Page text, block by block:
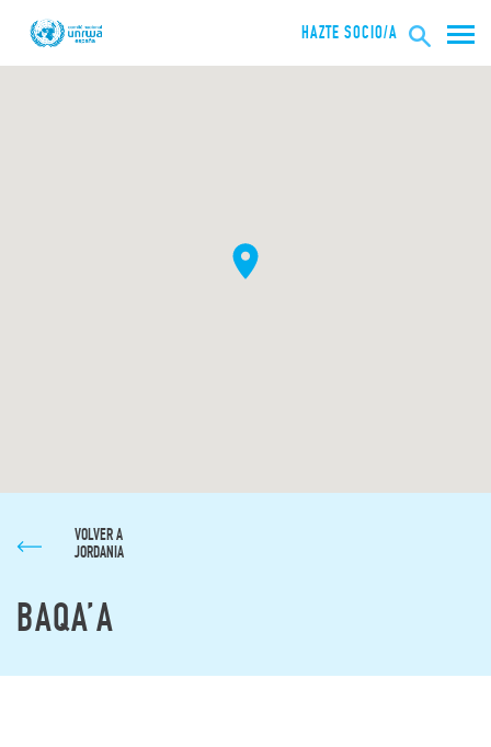
HAZTE SOCIO/A
VOLVER A
JORDANIA
BAQA’A